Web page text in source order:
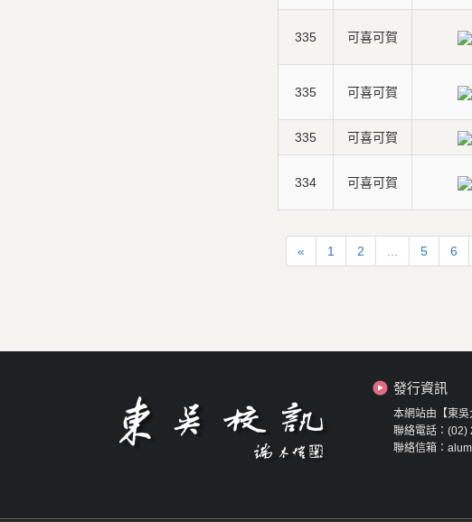
335 可喜可賀
335 可喜可賀
335 可喜可賀
334 可喜可賀
« 1 2 5 6
發行資訊
本網站由【東
聯絡電話：(02)
聯絡信箱：